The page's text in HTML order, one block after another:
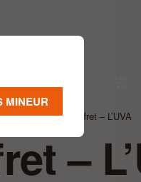
Coffrets Coffret – L’UVA
–
MINEUR